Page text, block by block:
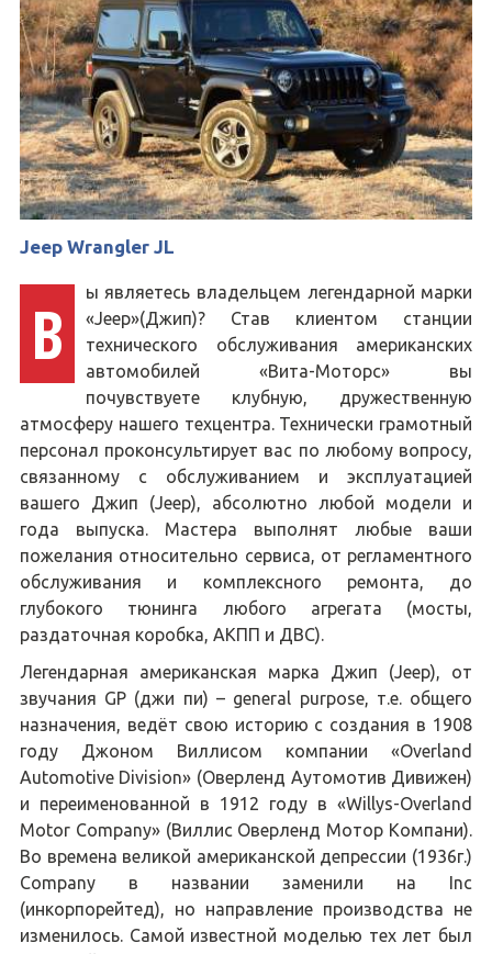
Jeep Wrangler JL
В
ы являетесь владельцем легендарной марки
«Jeep»(Джип)? Став клиентом станции
технического обслуживания американских
автомобилей «Вита-Моторс» вы
почувствуете клубную, дружественную
атмосферу нашего техцентра. Технически грамотный
персонал проконсультирует вас по любому вопросу,
связанному с обслуживанием и эксплуатацией
вашего Джип (Jeep), абсолютно любой модели и
года выпуска. Мастера выполнят любые ваши
пожелания относительно сервиса, от регламентного
обслуживания и комплексного ремонта, до
глубокого тюнинга любого агрегата (мосты,
раздаточная коробка, АКПП и ДВС).
Легендарная американская марка Джип (Jeep), от
звучания GP (джи пи) – general purpose, т.е. общего
назначения, ведёт свою историю с создания в 1908
году Джоном Виллисом компании «Overland
Automotive Division» (Оверленд Аутомотив Дивижен)
и переименованной в 1912 году в «Willys-Overland
Motor Company» (Виллис Оверленд Мотор Компани).
Во времена великой американской депрессии (1936г.)
Company в названии заменили на Inc
(инкорпорейтед), но направление производства не
изменилось. Самой известной моделью тех лет был